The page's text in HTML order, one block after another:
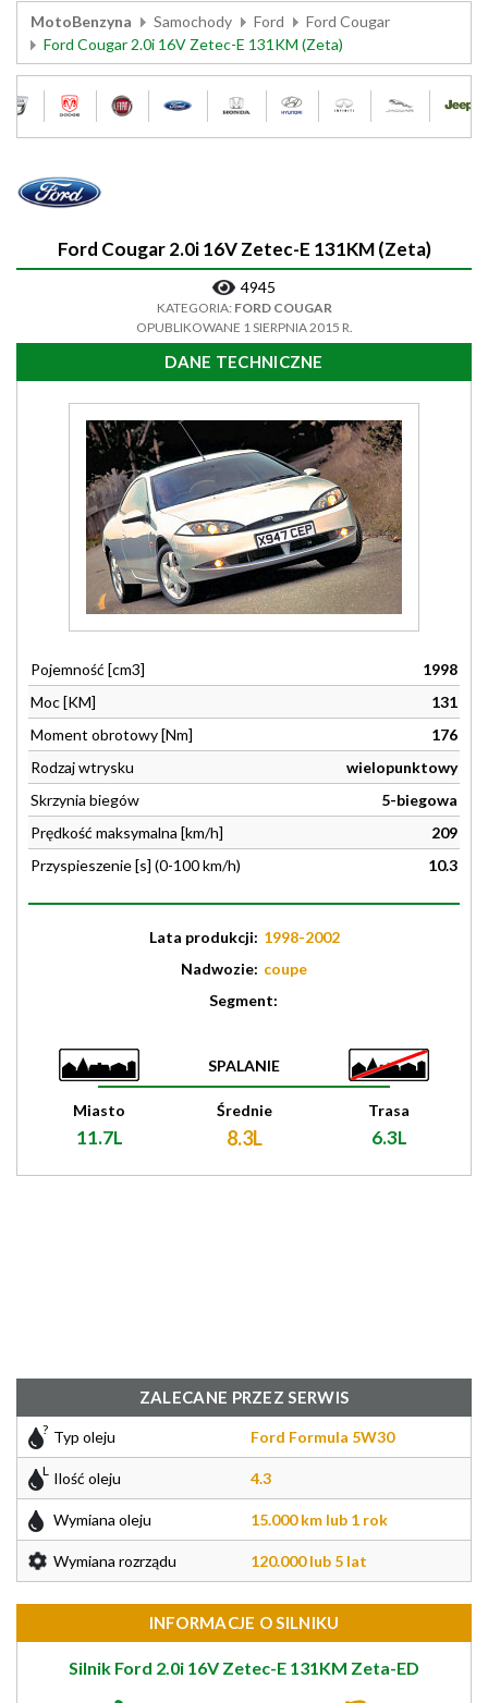
MotoBenzyna Samochody Ford
Ford Cougar
Ford Cougar 2.0i 16V Zetec-E 131KM (Zeta)
Ford Cougar 2.0i 16V Zetec-E 131KM (Zeta)
4945
KATEGORIA: FORD COUGAR
OPUBLIKOWANE 1 SIERPNIA 2015 R.
DANE TECHNICZNE
Pojemność [cm3]
1998
Moc [KM]
131
Moment obrotowy [Nm]
176
Rodzaj wtrysku
wielopunktowy
Skrzynia biegów
5-biegowa
Prędkość maksymalna [km/h]
209
Przyspieszenie [s] (0-100 km/h)
10.3
Lata produkcji: 1998-2002
Nadwozie: coupe
Segment:
SPALANIE
Miasto
11.7L
Średnie
8.3L
Trasa
6.3L
ZALECANE PRZEZ SERWIS
Typ oleju Ford Formula 5W30
Ilość oleju 4.3
Wymiana oleju 15.000 km lub 1 rok
Wymiana rozrządu 120.000 lub 5 lat
INFORMACJE O SILNIKU
Silnik Ford 2.0i 16V Zetec-E 131KM Zeta-ED